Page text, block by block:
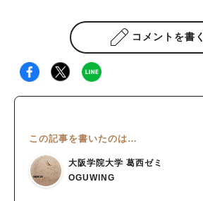
コメントを書く
この記事を書いたのは…
大阪学院大学 葛西ゼミ
OGUWING